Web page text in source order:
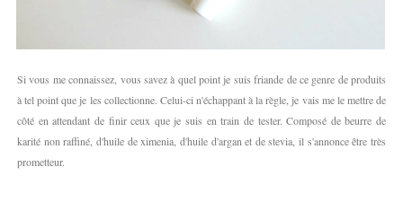
Si vous me connaissez, vous savez à quel point je suis friande de ce genre de produits
à tel point que je les collectionne. Celui-ci n'échappant à la règle, je vais me le mettre de
côté en attendant de finir ceux que je suis en train de tester. Composé de beurre de
karité non raffiné, d'huile de ximenia, d'huile d'argan et de stevia, il s'annonce être très
prometteur.